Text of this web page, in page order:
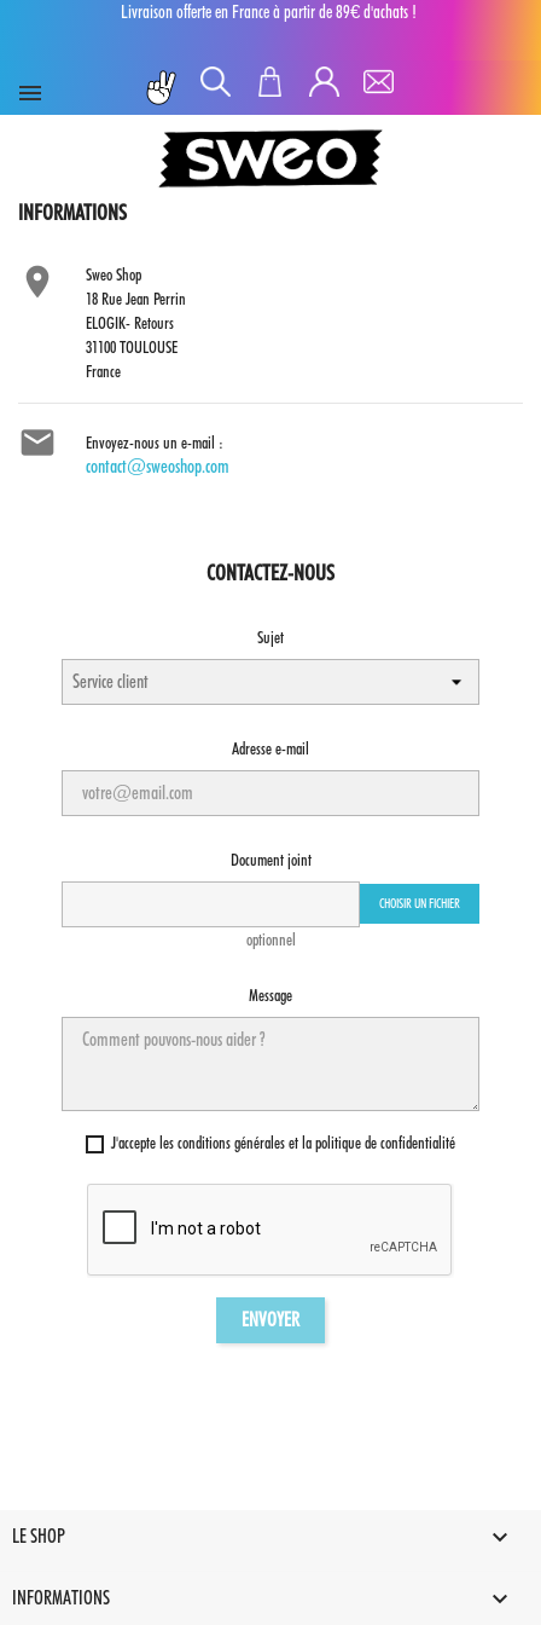
Livraison offerte en France à partir de 89€ d'achats !
INFORMATIONS

Sweo Shop
18 Rue Jean Perrin
ELOGIK- Retours
31100 TOULOUSE
France
 Envoyez-nous un e-mail :
contact@sweoshop.com
CONTACTEZ-NOUS
Sujet
Adresse e-mail
Document joint
CHOISIR UN FICHIER
optionnel
Message
J'accepte les conditions générales et la politique de confidentialité
LE SHOP 
INFORMATIONS 